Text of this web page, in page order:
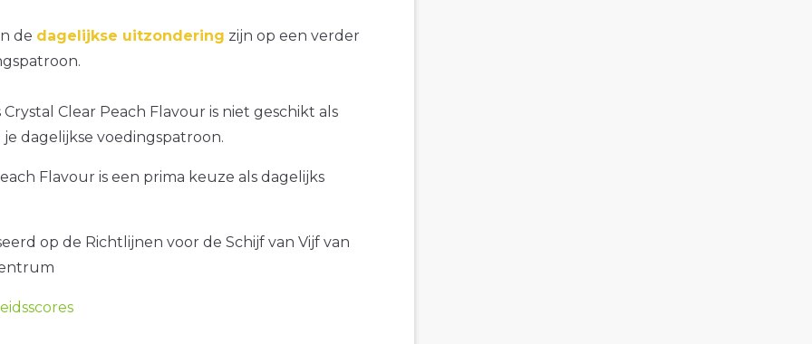
de dagelijkse uitzondering zijn op een verder
Crystal Clear Peach Flavour is niet geschikt als
dagelijkse voedingspatroon.
Flavour is een prima keuze als dagelijks
op de Richtlijnen voor de Schijf van Vijf van